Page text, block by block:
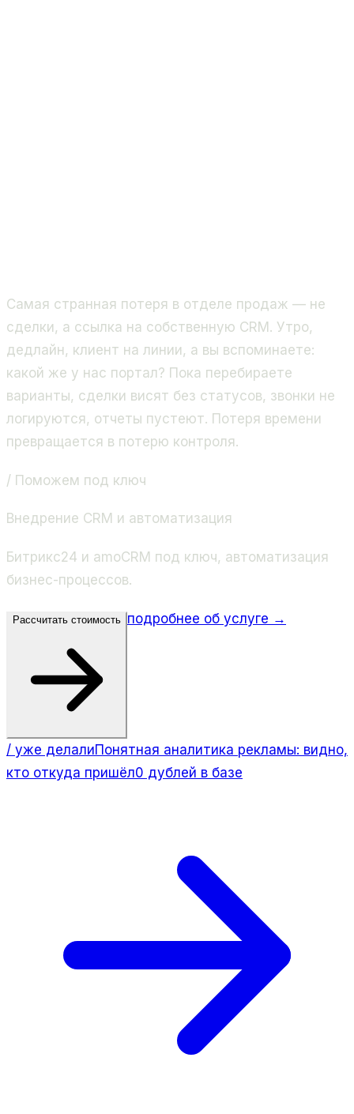
Самая странная потеря в отделе продаж — не
сделки, а ссылка на собственную CRM. Утро,
дедлайн, клиент на линии, а вы вспоминаете:
какой же у нас портал? Пока перебираете
варианты, сделки висят без статусов, звонки не
логируются, отчеты пустеют. Потеря времени
превращается в потерю контроля.
/ Поможем под ключ
Внедрение CRM и автоматизация
Битрикс24 и amoCRM под ключ, автоматизация
бизнес-процессов.
Рассчитать стоимость подробнее об услуге →
/ уже делалиПонятная аналитика рекламы: видно,
кто откуда пришёл0 дублей в базе